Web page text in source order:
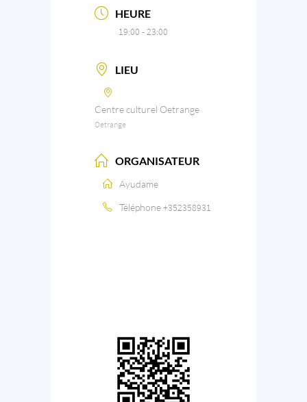
HEURE
19:00 - 23:00
LIEU
Centre culturel Oetrange
Oetrange
ORGANISATEUR
Ayudame
Téléphone+352358931